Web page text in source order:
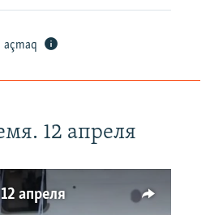
açmaq
12 апреля
апреля